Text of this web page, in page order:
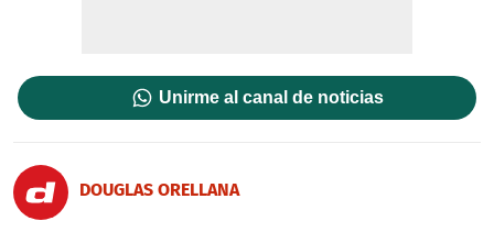
Unirme al canal de noticias
DOUGLAS ORELLANA